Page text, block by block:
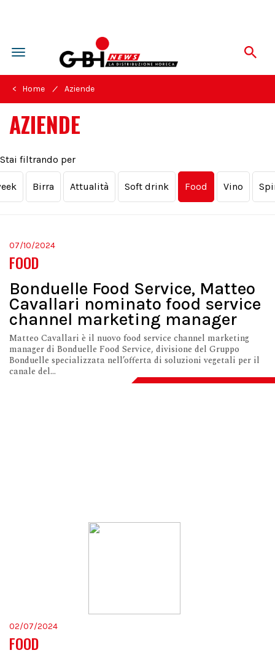
Toggle
navigation
< Home / Aziende
AZIENDE
Stai filtrando per
Birra Attualità Soft drink Food Vino
07/10/2024
FOOD
Bonduelle Food Service, Matteo
Cavallari nominato food service
channel marketing manager
Matteo Cavallari è il nuovo food service channel marketing
manager di Bonduelle Food Service, divisione del Gruppo
Bonduelle specializzata nell’offerta di soluzioni vegetali per il
canale del...
02/07/2024
FOOD